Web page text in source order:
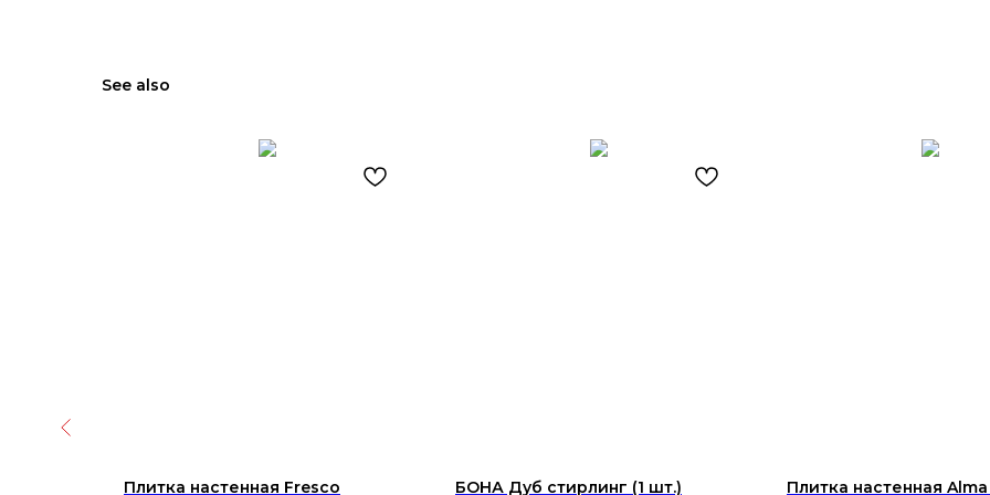
See also
Плитка настенная Fresco
БОНА Дуб стирлинг (1 шт.)
Плитка настенная